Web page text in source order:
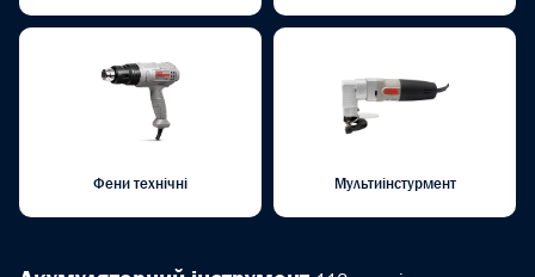
Фени технічні Мультиінстурмент